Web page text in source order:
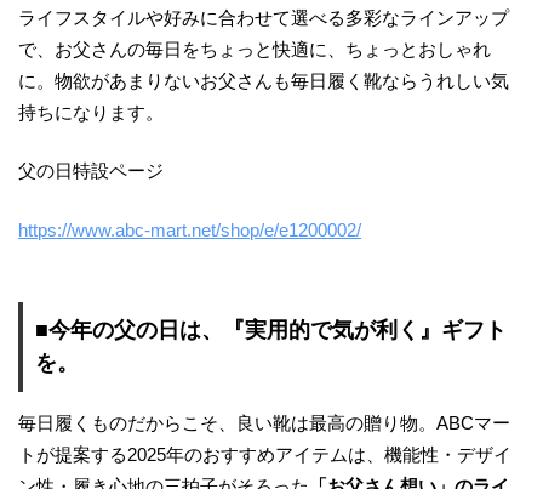
ライフスタイルや好みに合わせて選べる多彩なラインアップ
で、お父さんの毎日をちょっと快適に、ちょっとおしゃれ
に。物欲があまりないお父さんも毎日履く靴ならうれしい気
持ちになります。
父の日特設ページ
https://www.abc-mart.net/shop/e/e1200002/
■今年の父の日は、『実用的で気が利く』ギフト
を。
毎日履くものだからこそ、良い靴は最高の贈り物。ABCマー
トが提案する2025年のおすすめアイテムは、機能性・デザイ